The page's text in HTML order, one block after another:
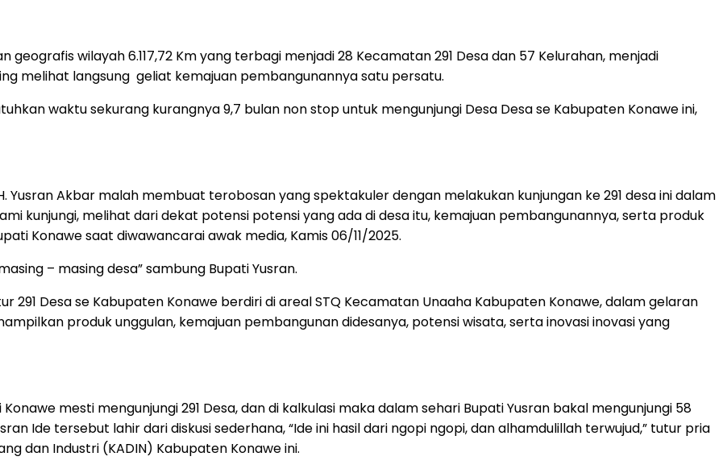
geografis wilayah 6.117,72 Km yang terbagi menjadi 28 Kecamatan 291 Desa dan 57 Kelurahan, menjadi
melihat langsung geliat kemajuan pembangunannya satu persatu.
waktu sekurang kurangnya 9,7 bulan non stop untuk mengunjungi Desa Desa se Kabupaten Konawe ini,
Yusran Akbar malah membuat terobosan yang spektakuler dengan melakukan kunjungan ke 291 desa ini dalam
kunjungi, melihat dari dekat potensi potensi yang ada di desa itu, kemajuan pembangunannya, serta produk
Konawe saat diwawancarai awak media, Kamis 06/11/2025.
– masing desa” sambung Bupati Yusran.
291 Desa se Kabupaten Konawe berdiri di areal STQ Kecamatan Unaaha Kabupaten Konawe, dalam gelaran
produk unggulan, kemajuan pembangunan didesanya, potensi wisata, serta inovasi inovasi yang
mesti mengunjungi 291 Desa, dan di kalkulasi maka dalam sehari Bupati Yusran bakal mengunjungi 58
Ide tersebut lahir dari diskusi sederhana, “Ide ini hasil dari ngopi ngopi, dan alhamdulillah terwujud,” tutur pria
dan Industri (KADIN) Kabupaten Konawe ini.